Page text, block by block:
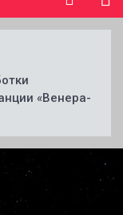
«Венера-